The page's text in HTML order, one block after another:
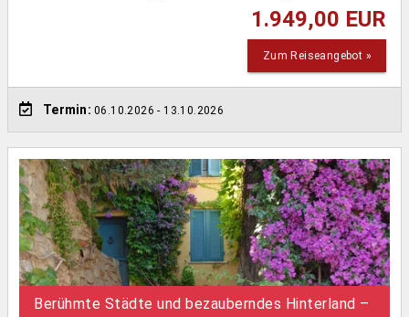
1.949,00 EUR
Zum Reiseangebot »
Termin: 06.10.2026- 13.10.2026
Berühmte Städte und bezauberndes Hinterland –